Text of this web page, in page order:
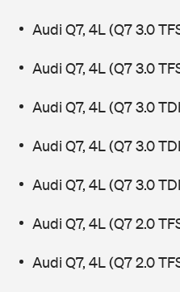
Audi Q7, 4L (Q7 3.0
Audi Q7, 4L (Q7 3.0
Audi Q7, 4L (Q7 3.0
Audi Q7, 4L (Q7 3.0
Audi Q7, 4L (Q7 3.0
Audi Q7, 4L (Q7 2.0
Audi Q7, 4L (Q7 2.0